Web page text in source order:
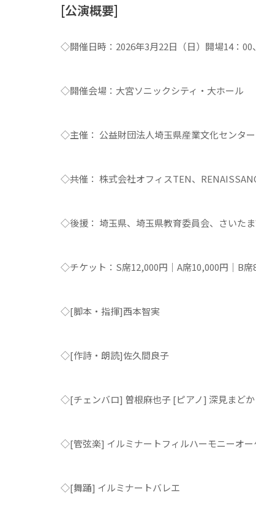
[公演概要]
◇開催日時：2026年3月22日（日）開場14：00
◇開催会場：大宮ソニックシティ・大ホール
◇主催： 公益財団法人埼玉県産業文化センター
◇共催： 株式会社オフィスTEN、
◇後援： 埼玉県、埼玉県教育委員会、さいた
◇チケット：S席12,000円｜A席10,000円｜B席
◇[脚本・指揮]西本智実
◇[作詩・朗読]佐久間良子
◇[チェンバロ] 曽根麻也子 [ピアノ] 深見まど
◇[管弦楽] イルミナートフィルハーモニーオー
◇[舞踊] イルミナートバレエ